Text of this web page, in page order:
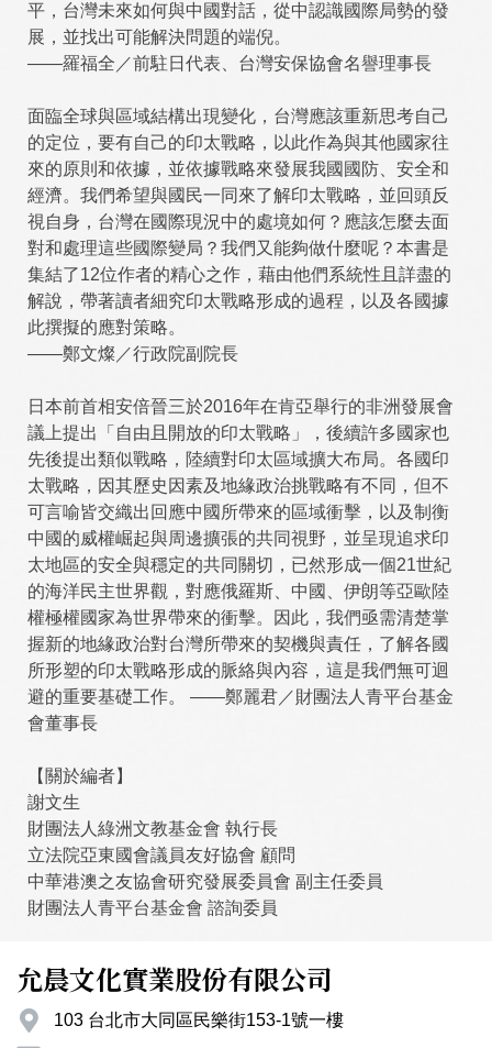
平，台灣未來如何與中國對話，從中認識國際局勢的發
展，並找出可能解決問題的端倪。
——羅福全／前駐日代表、台灣安保協會名譽理事長
面臨全球與區域結構出現變化，台灣應該重新思考自己
的定位，要有自己的印太戰略，以此作為與其他國家往
來的原則和依據，並依據戰略來發展我國國防、安全和
經濟。我們希望與國民一同來了解印太戰略，並回頭反
視自身，台灣在國際現況中的處境如何？應該怎麼去面
對和處理這些國際變局？我們又能夠做什麼呢？本書是
集結了12位作者的精心之作，藉由他們系統性且詳盡的
解說，帶著讀者細究印太戰略形成的過程，以及各國據
此撰擬的應對策略。
——鄭文燦／行政院副院長
日本前首相安倍晉三於2016年在肯亞舉行的非洲發展會
議上提出「自由且開放的印太戰略」，後續許多國家也
先後提出類似戰略，陸續對印太區域擴大布局。各國印
太戰略，因其歷史因素及地緣政治挑戰略有不同，但不
可言喻皆交織出回應中國所帶來的區域衝擊，以及制衡
中國的威權崛起與周邊擴張的共同視野，並呈現追求印
太地區的安全與穩定的共同關切，已然形成一個21世紀
的海洋民主世界觀，對應俄羅斯、中國、伊朗等亞歐陸
權極權國家為世界帶來的衝擊。因此，我們亟需清楚掌
握新的地緣政治對台灣所帶來的契機與責任，了解各國
所形塑的印太戰略形成的脈絡與內容，這是我們無可迴
避的重要基礎工作。 ——鄭麗君／財團法人青平台基金
會董事長
【關於編者】
謝文生
財團法人綠洲文教基金會 執行長
立法院亞東國會議員友好協會 顧問
中華港澳之友協會研究發展委員會 副主任委員
財團法人青平台基金會 諮詢委員
允晨文化實業股份有限公司
103 台北市大同區民樂街153-1號一樓